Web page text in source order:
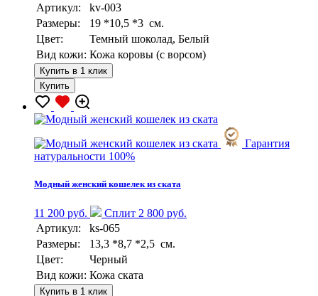
Артикул:
kv-003
Размеры:
19 *10,5 *3 см.
Цвет:
Темный шоколад, Белый
Вид кожи: Кожа коровы (с ворсом)
Купить в 1 клик
Купить
Гарантия
натуральности 100%
Модный женский кошелек из ската
11 200 руб.
Сплит 2 800 руб.
Артикул:
ks-065
Размеры:
13,3 *8,7 *2,5 см.
Цвет:
Черный
Вид кожи: Кожа ската
Купить в 1 клик